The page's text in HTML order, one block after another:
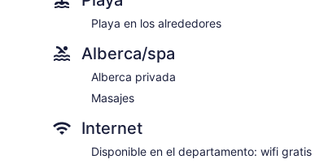
Playa en los alrededores
Alberca/spa
Alberca privada
Masajes
Internet
Disponible en el departamento: wifi gratis